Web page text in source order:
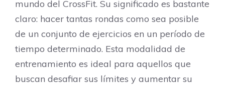
mundo del CrossFit. Su significado es bastante
claro: hacer tantas rondas como sea posible
de un conjunto de ejercicios en un período de
tiempo determinado. Esta modalidad de
entrenamiento es ideal para aquellos que
buscan desafiar sus límites y aumentar su